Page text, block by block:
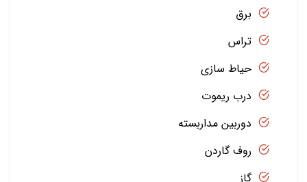
برق
تراس
حیاط سازی
درب ریموت
دوربین مداربسته
روف گاردن
گاز